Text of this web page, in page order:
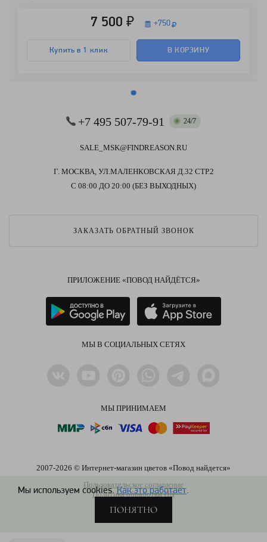
Мы используем cookies.Как это работает.
ПОНЯТНО
7 500 ₽ +750
Купить в 1 клик В КОРЗИНУ
+7 495 507-79-91 24/7
SALE_MSK@FINDREASON.RU
Г. МОСКВА, УЛ.МАЛЕНКОВСКАЯ Д.32 СТР.2
С 08:00 ДО 20:00 (БЕЗ ВЫХОДНЫХ)
ЗАКАЗАТЬ ОБРАТНЫЙ ЗВОНОК
ПРИЛОЖЕНИЕ «ПОВОД НАЙДЁТСЯ»
МЫ В СОЦИАЛЬНЫХ СЕТЯХ
МЫ ПРИНИМАЕМ
2007-2026 © Интернет-магазин цветов «Повод найдется»
Пользовательское соглашение
Политика обработки ПД